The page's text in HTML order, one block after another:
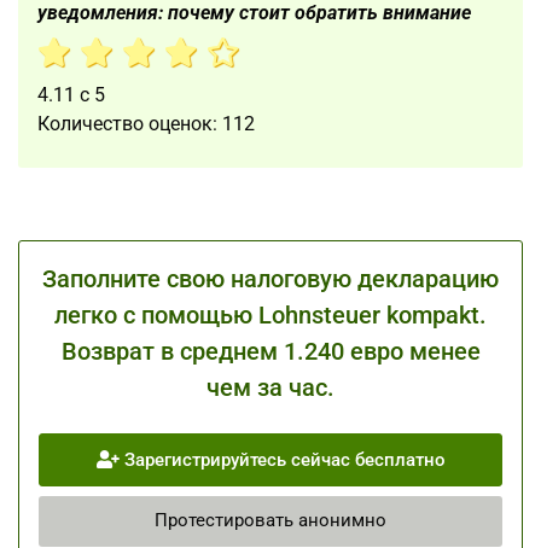
уведомления: почему стоит обратить внимание
4.11 с 5
Количество оценок: 112
Заполните свою налоговую декларацию
легко с помощью Lohnsteuer kompakt.
Возврат в среднем 1.240 евро менее
чем за час.
Зарегистрируйтесь сейчас бесплатно
Протестировать анонимно